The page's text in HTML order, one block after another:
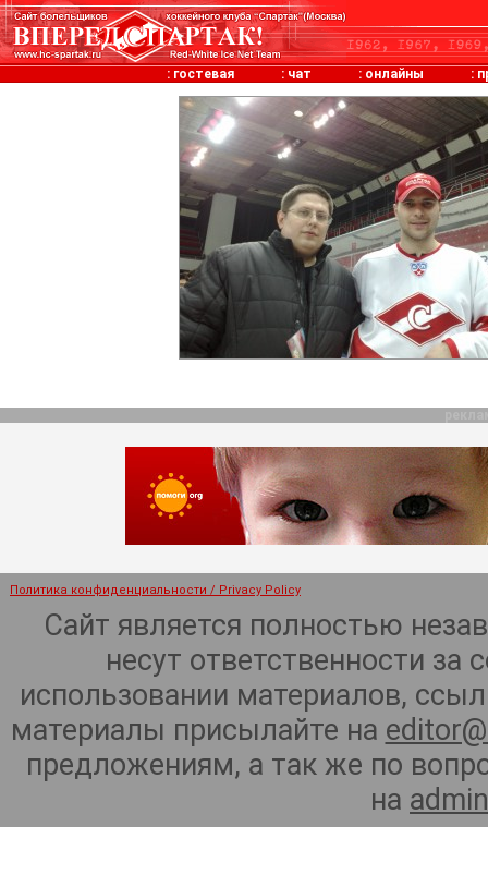
: гостевая : чат : онлайны :
Политика конфиденциальности / Privacy Policy
Сайт является полностью
несут ответственности
использовании материалов,
материалы присылайте на
предложениям, а так же по
на